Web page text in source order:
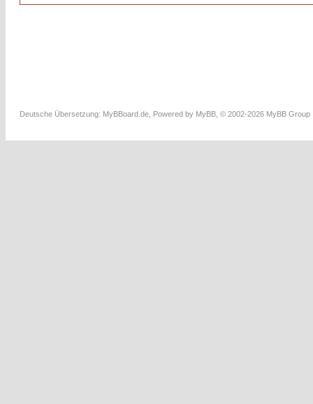
Deutsche Übersetzung: MyBBoard.de , Powered by MyBB , © 2002-2026 MyBB Group